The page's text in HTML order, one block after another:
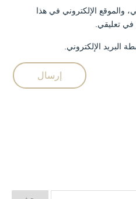
والموقع الإلكتروني في هذا
في تعليقي.
البريد الإلكتروني.